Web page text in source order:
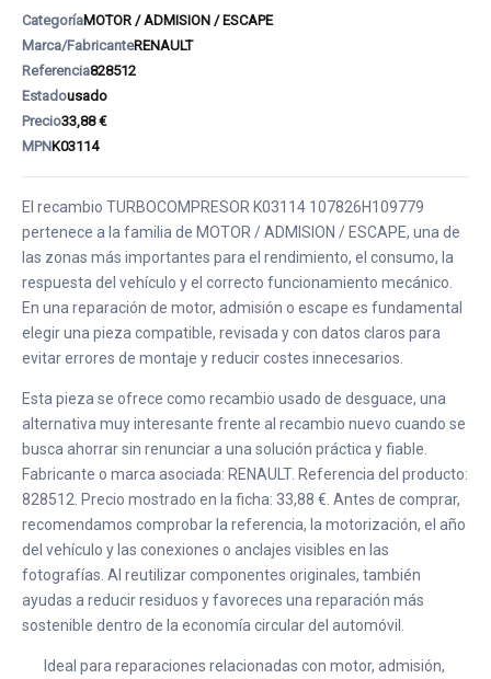
CategoríaMOTOR / ADMISION / ESCAPE
Marca/FabricanteRENAULT
Referencia828512
Estadousado
Precio33,88 €
MPNK03114
El recambio TURBOCOMPRESOR K03114 107826H109779
pertenece a la familia de MOTOR / ADMISION / ESCAPE, una de
las zonas más importantes para el rendimiento, el consumo, la
respuesta del vehículo y el correcto funcionamiento mecánico.
En una reparación de motor, admisión o escape es fundamental
elegir una pieza compatible, revisada y con datos claros para
evitar errores de montaje y reducir costes innecesarios.
Esta pieza se ofrece como recambio usado de desguace, una
alternativa muy interesante frente al recambio nuevo cuando se
busca ahorrar sin renunciar a una solución práctica y fiable.
Fabricante o marca asociada: RENAULT. Referencia del producto:
828512. Precio mostrado en la ficha: 33,88 €. Antes de comprar,
recomendamos comprobar la referencia, la motorización, el año
del vehículo y las conexiones o anclajes visibles en las
fotografías. Al reutilizar componentes originales, también
ayudas a reducir residuos y favoreces una reparación más
sostenible dentro de la economía circular del automóvil.
Ideal para reparaciones relacionadas con motor, admisión,